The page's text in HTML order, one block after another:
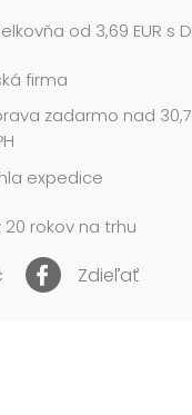
kreativitu a
pri témach, ktoré
Majú aj pozitívny
stresu a
x 270 mm
deti do 3 rokov.
a prehltnutia malých
je za 1 ks....
od 3,69 EUR s
firma
zadarmo nad
expedice
20 rokov na trhu
Zdieľať